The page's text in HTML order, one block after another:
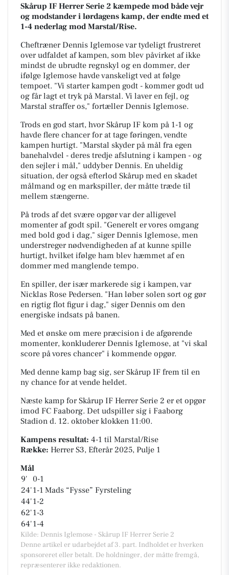
Skårup IF Herrer Serie 2 kæmpede mod både vejr
og modstander i lørdagens kamp, der endte med et
1-4 nederlag mod Marstal/Rise.
Cheftræner Dennis Iglemose var tydeligt frustreret
over udfaldet af kampen, som blev påvirket af ikke
mindst de ubrudte regnskyl og en dommer, der
ifølge Iglemose havde vanskeligt ved at følge
tempoet. "Vi starter kampen godt - kommer godt ud
og får lagt et tryk på Marstal. Vi laver en fejl, og
Marstal straffer os," fortæller Dennis Iglemose.
Trods en god start, hvor Skårup IF kom på 1-1 og
havde flere chancer for at tage føringen, vendte
kampen hurtigt. "Marstal skyder på mål fra egen
banehalvdel - deres tredje afslutning i kampen - og
den sejler i mål," uddyber Dennis. En uheldig
situation, der også efterlod Skårup med en skadet
målmand og en markspiller, der måtte træde til
mellem stængerne.
På trods af det svære opgør var der alligevel
momenter af godt spil. "Generelt er vores omgang
med bold god i dag," siger Dennis Iglemose, men
understreger nødvendigheden af at kunne spille
hurtigt, hvilket ifølge ham blev hæmmet af en
dommer med manglende tempo.
En spiller, der især markerede sig i kampen, var
Nicklas Rose Pedersen. "Han løber solen sort og gør
en rigtig flot figur i dag," siger Dennis om den
energiske indsats på banen.
Med et ønske om mere præcision i de afgørende
momenter, konkluderer Dennis Iglemose, at "vi skal
score på vores chancer" i kommende opgør.
Med denne kamp bag sig, ser Skårup IF frem til en
ny chance for at vende heldet.
Næste kamp for Skårup IF Herrer Serie 2 er et opgør
imod FC Faaborg. Det udspiller sig i Faaborg
Stadion d. 12. oktober klokken 11:00.
Kampens resultat: 4-1 til Marstal/Rise
Række: Herrer S3, Efterår 2025, Pulje 1
Mål
9' 0-1
24'1-1 Mads “Fysse” Fyrsteling
44'1-2
62'1-3
64'1-4
Kilde: Dennis Iglemose - Skårup IF Herrer Serie 2
Denne artikel er udarbejdet af 3. part. Indholdet er hverken
sponsoreret eller betalt. De holdninger, der måtte fremgå,
repræsenterer ikke redaktionen.